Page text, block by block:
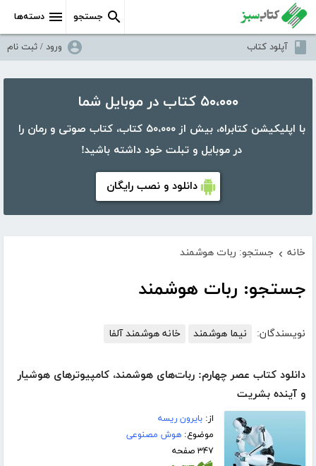
دسته‌ها جستجو
آپلود کتاب ورود / ثبت نام
۵۰،۰۰۰ کتاب در موبایل شما
با اپلیکیشن کتابراه، بیش از ۵۰،۰۰۰ کتاب، کتاب صوتی و رمان را
در موبایل و تبلت خود داشته باشید!
دانلود و نصب رایگان
خانه › جستجو: ربات هوشمند
جستجو: ربات هوشمند
نویسندگان: نیما هوشمند خانه هوشمند آلفا
دانلود کتاب عصر چهارم: ربات‌های هوشمند، کامپیوترهای هوشیار
و آینده بشریت
از:بایرون ریسه
موضوع:هوش مصنوعی
۳۴۷ صفحه